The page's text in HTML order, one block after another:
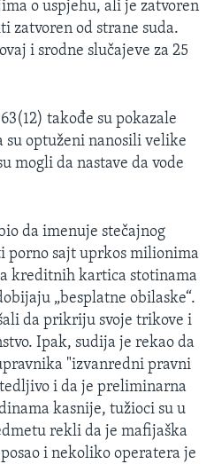
o uspjehu, ali je zatvoren
zatvoren od strane suda.
i srodne slučajeve za 25
takođe su pokazale
su optuženi nanosili velike
mogli da nastave da vode
da imenuje stečajnog
porno sajt uprkos milionima
kreditnih kartica stotinama
„besplatne obilaske“.
da prikriju svoje trikove i
Ipak, sudija je rekao da
"izvanredni pravni
i da je preliminarna
kasnije, tužioci su u
rekli da je mafijaška
i nekoliko operatera je